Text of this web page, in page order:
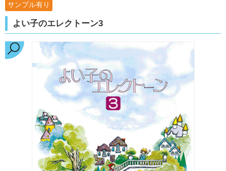
サンプル有り
よい子のエレクトーン3